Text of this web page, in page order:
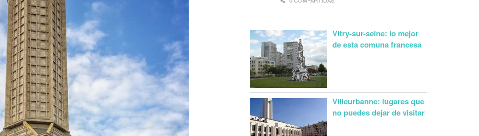
Vitry-sur-seine: lo mejor
de esta comuna francesa
Villeurbanne: lugares que
no puedes dejar de visitar